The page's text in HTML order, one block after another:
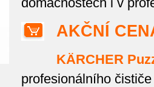
domácnostech i v
AKČNÍ
KÄRCHER
profesionálního